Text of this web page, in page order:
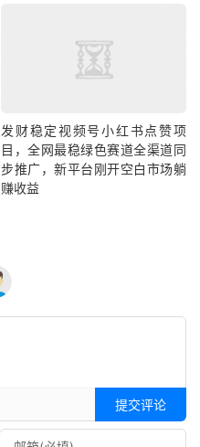
发财稳定视频号小红书点赞项
目，全网最稳绿色赛道全渠道同
步推广，新平台刚开空白市场躺
赚收益
提交评论